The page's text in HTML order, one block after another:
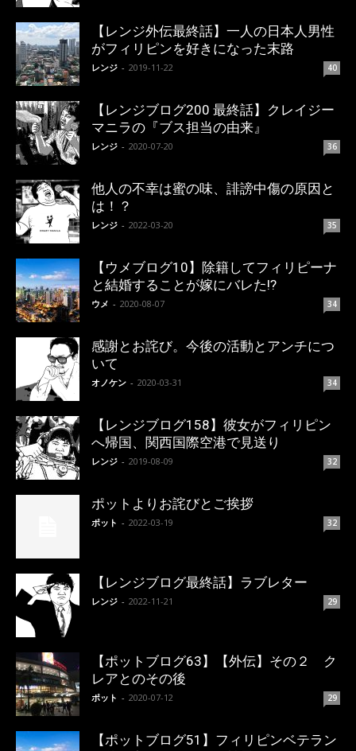
【レンジ外伝最終話】一人の日本人男性
がフィリピンを好きになった末路
レンジ - 2019-11-22 40
【レンジブログ200 最終話】クレイジー
マニラの『ブス担当の由来』
レンジ - 2020-07-20 36
他人の不幸は蜜の味、誹謗中傷の原因と
は！？
レンジ - 2022-03-20 35
【ウメブログ10】除籍してフィリピーナ
と結婚することが嫁にバレた!?
ウメ - 2020-08-07 34
感謝とお詫び。今後の活動とアンチにつ
いて
オノケン - 2020-03-31 34
【レンジブログ158】彼女がフィリピン
へ帰国、関西国際空港で見送り
レンジ - 2019-08-09 32
ポットよりお詫びとご挨拶
ポット - 2022-03-19 32
【レンジブログ最終話】ラブレター
レンジ - 2022-11-21 29
【ポットブログ63】【外伝】その２ ク
レアとのその後
ポット - 2020-07-12 29
【ポットブログ51】フィリピンベテラン